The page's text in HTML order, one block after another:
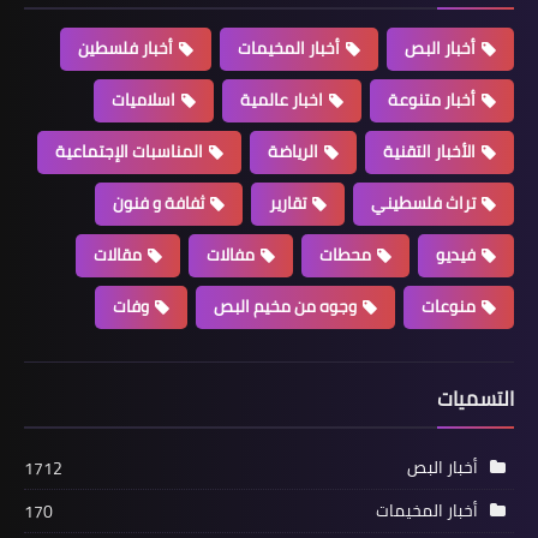
أخبار البص
*تقبل التعازي بوفاة المرحوم الحاج علي
محمد قاسم في اليوم الثالث*
أخبار البص أخبار المخيمات
أخبار فلسطين
أخبار متنوعة
اخبار عالمية
اسلاميات
الأخبار التقنية
الرياضة
المناسبات الإجتماعية
تراث فلسطيني
تقارير
ثفافة و فنون
فيديو
محطات مفالات
مقالات
منوعات
وجوه من مخيم البص وفات
التسميات
أخبار البص
1712
أخبار المخيمات
170